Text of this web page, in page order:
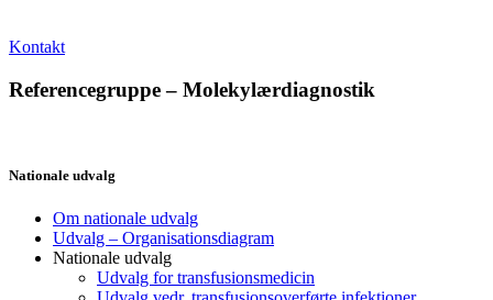
Kontakt
Referencegruppe – Molekylærdiagnostik
Nationale udvalg
Om nationale udvalg
Udvalg – Organisationsdiagram
Nationale udvalg
Udvalg for transfusionsmedicin